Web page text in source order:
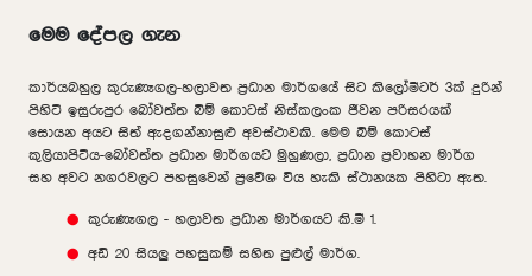
මෙම දේපල ගැන
කාර්යබහුල කුරුණෑගල-හලාවත ප්‍රධාන මාර්ගයේ සිට කිලෝමීටර් 3ක් දුරින්
පිහිටි ඉසුරුපුර බෝවත්ත බිම් කොටස් නිස්කලංක ජීවන පරිසරයක්
සොයන අයට සිත් ඇදගන්නාසුළු අවස්ථාවකි. මෙම බිම් කොටස්
කුලියාපිටිය-බෝවත්ත ප්‍රධාන මාර්ගයට මුහුණලා, ප්‍රධාන ප්‍රවාහන මාර්ග
සහ අවට නගරවලට පහසුවෙන් ප්‍රවේශ විය හැකි ස්ථානයක පිහිටා ඇත.
කුරුණෑගල - හලාවත ප්‍රධාන මාර්ගයට කි.මී 1.
අඩි 20 සියලු පහසුකම් සහිත පුළුල් මාර්ග.